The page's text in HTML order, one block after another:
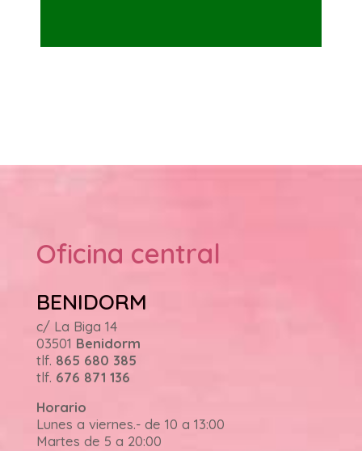
Oficina central
BENIDORM
c/ La Biga 14
03501 Benidorm
tlf. 865 680 385
tlf. 676 871 136
Horario
Lunes a viernes.- de 10 a 13:00
Martes de 5 a 20:00